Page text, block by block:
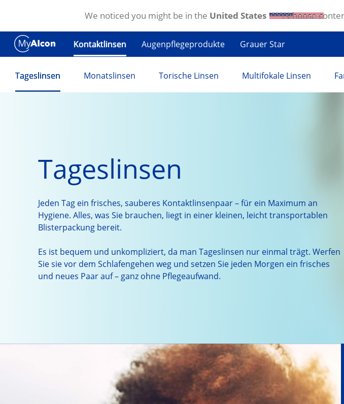
Direkt zum Inhalt
Kontaktlinsen
Augenpflegeprodukte Grauer Star
Tageslinsen Monatslinsen Torische Linsen Multifokale Linsen
Tageslinsen
Jeden Tag ein frisches, sauberes Kontaktlinsenpaar – für ein Maximum an
Hygiene. Alles, was Sie brauchen, liegt in einer kleinen, leicht transportablen
Blisterpackung bereit.
Es ist bequem und unkompliziert, da man Tageslinsen nur einmal trägt. Werfen
Sie sie vor dem Schlafengehen weg und setzen Sie jeden Morgen ein frisches
und neues Paar auf – ganz ohne Pflegeaufwand.
We noticed you might be in the United States . Choose